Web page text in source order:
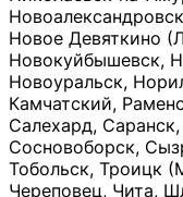
Новое Девяткино
Новокуйбышевск,
Новоуральск,
Камчатский,
Салехард,
Сосновоборск,
Тобольск, Троицк
Череповец, Чита,